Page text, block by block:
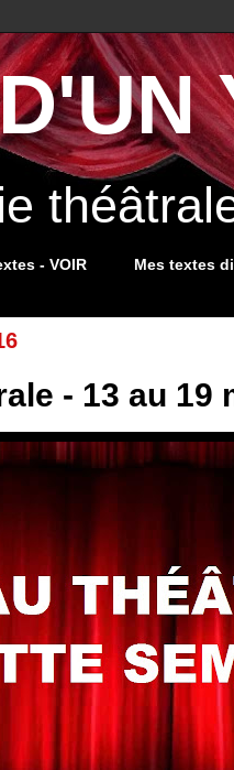
- VOIR Mes textes
- 13 au 19